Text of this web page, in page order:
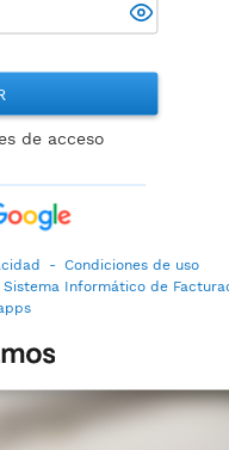
de acceso
- Condiciones de uso
Informático de